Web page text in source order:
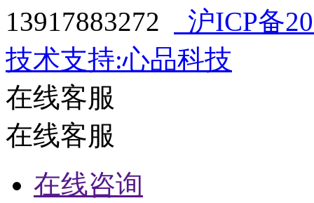
13917883272
沪ICP备
技术支持:心品科技
在线客服
在线客服
在线咨询